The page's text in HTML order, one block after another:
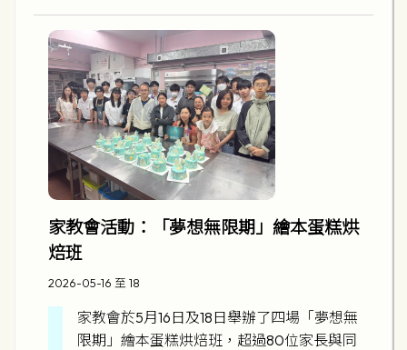
家教會活動：「夢想無限期」繪本蛋糕烘
焙班
2026-05-16 至 18
家教會於5月16日及18日舉辦了四場「夢想無
限期」繪本蛋糕烘焙班，超過80位家長與同